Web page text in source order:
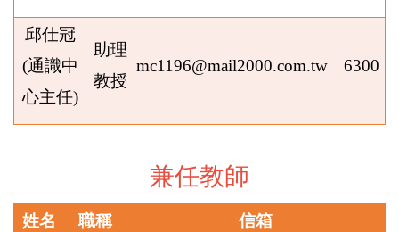
邱仕冠
(通識中
心主任)
助理
教授
mc1196@mail2000.com.tw 6300
兼任教師
姓名 職稱 信箱